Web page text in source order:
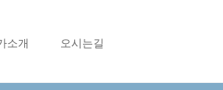
소개 오시는길